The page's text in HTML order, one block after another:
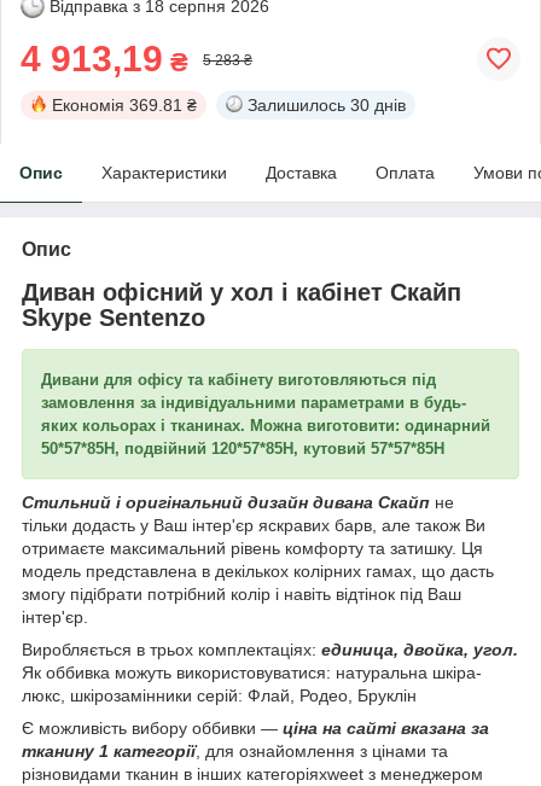
Відправка з 18 серпня 2026
4 913,19 ₴ 5 283 ₴
Економія 369.81 ₴ Залишилось 30 днів
Опис Характеристики Доставка Оплата Умови
Опис
Диван офісний у хол і кабінет Скайп
Skype Sentenzo
Дивани для офісу та кабінету виготовляються під
замовлення за індивідуальними параметрами в будь-
яких кольорах і тканинах. Можна виготовити: одинарний
50*57*85H, подвійний 120*57*85H, кутовий 57*57*85H
Стильний і оригінальний дизайн дивана Скайп не
тільки додасть у Ваш інтер'єр яскравих барв, але також Ви
отримаєте максимальний рівень комфорту та затишку. Ця
модель представлена в декількох колірних гамах, що дасть
змогу підібрати потрібний колір і навіть відтінок під Ваш
інтер'єр.
Виробляється в трьох комплектаціях: единица, двойка, угол.
Як оббивка можуть використовуватися: натуральна шкіра-
люкс, шкірозамінники серій: Флай, Родео, Бруклін
Є можливість вибору оббивки — ціна на сайті вказана за
тканину 1 категорії, для ознайомлення з цінами та
різновидами тканин в інших категоріяхweet з менеджером